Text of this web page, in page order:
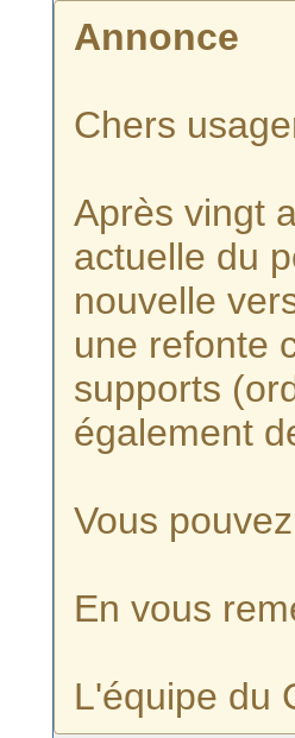
Annonce
Chers
Après vingt
actuelle du
nouvelle
une refonte
supports
également
Vous
En vous
L'équipe du